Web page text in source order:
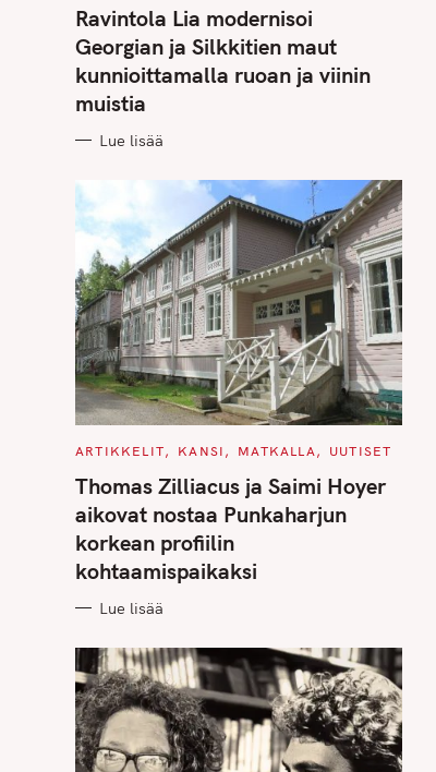
T
E
G
O
R
I
S
Ravintola Lia modernisoi
Georgian ja Silkkitien maut
kunnioittamalla ruoan ja viinin
muistia
Lue lisää
C
T
E
O
R
I
E
S
ARTIKKELIT KANSI MATKALLA UUTISET
Thomas Zilliacus ja Saimi Hoyer
aikovat nostaa Punkaharjun
korkean profiilin
kohtaamispaikaksi
Lue lisää